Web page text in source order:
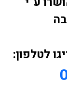
לטלפון: